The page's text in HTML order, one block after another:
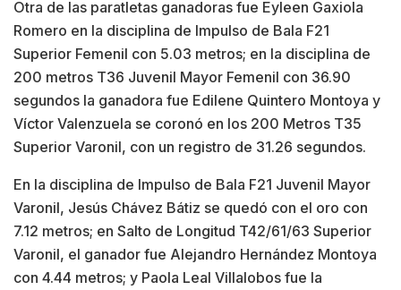
Otra de las paratletas ganadoras fue Eyleen Gaxiola
Romero en la disciplina de Impulso de Bala F21
Superior Femenil con 5.03 metros; en la disciplina de
200 metros T36 Juvenil Mayor Femenil con 36.90
segundos la ganadora fue Edilene Quintero Montoya y
Víctor Valenzuela se coronó en los 200 Metros T35
Superior Varonil, con un registro de 31.26 segundos.
En la disciplina de Impulso de Bala F21 Juvenil Mayor
Varonil, Jesús Chávez Bátiz se quedó con el oro con
7.12 metros; en Salto de Longitud T42/61/63 Superior
Varonil, el ganador fue Alejandro Hernández Montoya
con 4.44 metros; y Paola Leal Villalobos fue la